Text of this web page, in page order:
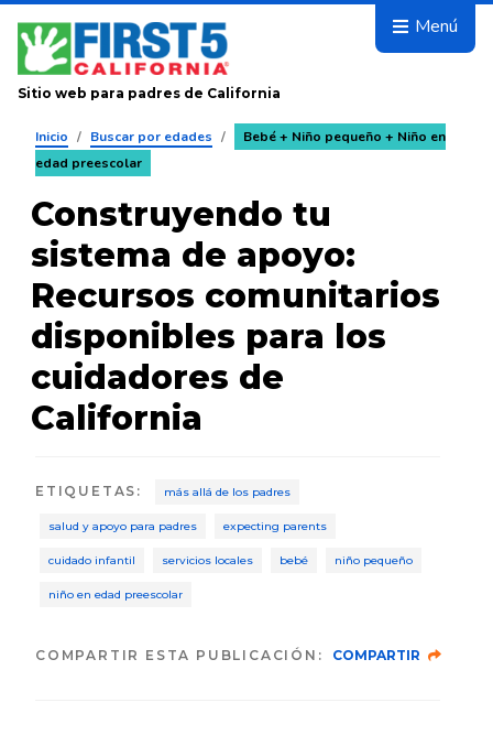
Avanza
Menú
Sitio web para padres de California
Inicio / Buscar por edades /
Bebé + Niño pequeño + Niño en
edad preescolar
Construyendo tu
sistema de apoyo:
Recursos comunitarios
disponibles para los
cuidadores de
California
ETIQUETAS : más allá de los padres
salud y apoyo para padres expecting parents
cuidado infantil servicios locales bebé niño pequeño
niño en edad preescolar
COMPARTIR ESTA PUBLICACIÓN: COMPARTIR